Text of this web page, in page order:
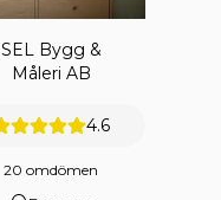
SEL Bygg &
Måleri AB
4.6
20 omdömen